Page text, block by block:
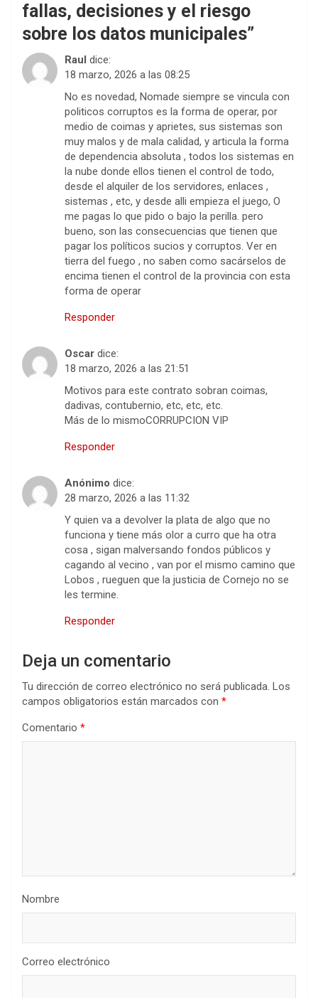
fallas, decisiones y el riesgo
sobre los datos municipales”
Raul dice:
18 marzo, 2026 a las 08:25
No es novedad, Nomade siempre se vincula con
politicos corruptos es la forma de operar, por
medio de coimas y aprietes, sus sistemas son
muy malos y de mala calidad, y articula la forma
de dependencia absoluta , todos los sistemas en
la nube donde ellos tienen el control de todo,
desde el alquiler de los servidores, enlaces ,
sistemas , etc, y desde alli empieza el juego, O
me pagas lo que pido o bajo la perilla. pero
bueno, son las consecuencias que tienen que
pagar los políticos sucios y corruptos. Ver en
tierra del fuego , no saben como sacárselos de
encima tienen el control de la provincia con esta
forma de operar
Responder
Oscar dice:
18 marzo, 2026 a las 21:51
Motivos para este contrato sobran coimas,
dadivas, contubernio, etc, etc, etc.
Más de lo mismoCORRUPCION VIP
Responder
Anónimo dice:
28 marzo, 2026 a las 11:32
Y quien va a devolver la plata de algo que no
funciona y tiene más olor a curro que ha otra
cosa , sigan malversando fondos públicos y
cagando al vecino , van por el mismo camino que
Lobos , rueguen que la justicia de Cornejo no se
les termine.
Responder
Deja un comentario
Tu dirección de correo electrónico no será publicada. Los
campos obligatorios están marcados con *
Comentario *
Nombre
Correo electrónico